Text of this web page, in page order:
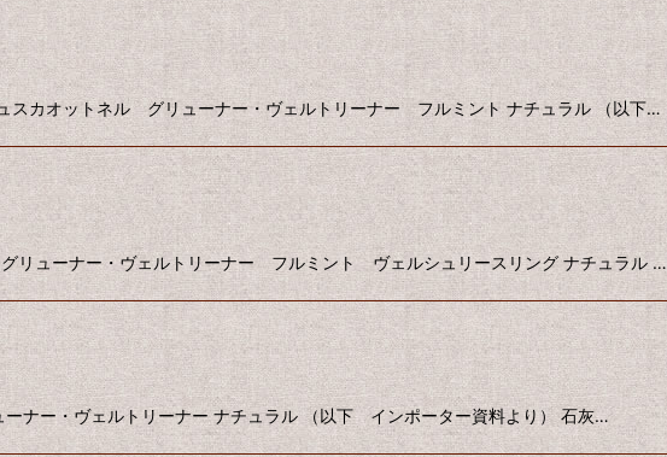
スカオットネル グリューナー・ヴェルトリーナー フルミント ナチュラル （以下…
リューナー・ヴェルトリーナー フルミント ヴェルシュリースリング ナチュラル …
ナー・ヴェルトリーナー ナチュラル （以下 インポーター資料より） 石灰…